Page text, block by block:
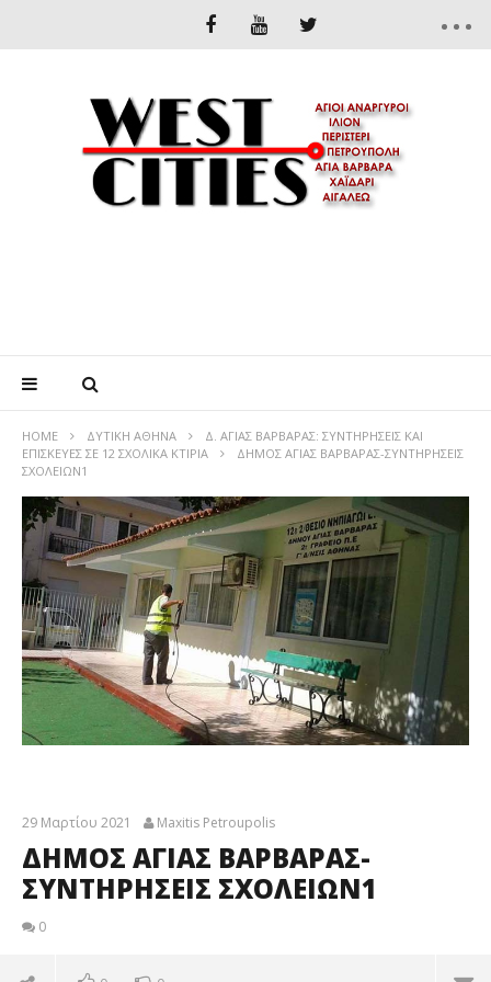
HOME ΔΥΤΙΚΉ ΑΘΉΝΑ
Δ. ΑΓΙΑΣ ΒΑΡΒΑΡΑΣ: ΣΥΝΤΗΡΗΣΕΙΣ ΚΑΙ
ΕΠΙΣΚΕΥΕΣ ΣΕ 12 ΣΧΟΛΙΚΑ ΚΤΙΡΙΑ
ΔΗΜΟΣ ΑΓΙΑΣ ΒΑΡΒΑΡΑΣ-ΣΥΝΤΗΡΗΣΕΙΣ
ΣΧΟΛΕΙΩΝ1
29 Μαρτίου 2021 Maxitis Petroupolis
ΔΗΜΟΣ ΑΓΙΑΣ ΒΑΡΒΑΡΑΣ-
ΣΥΝΤΗΡΗΣΕΙΣ ΣΧΟΛΕΙΩΝ1
0